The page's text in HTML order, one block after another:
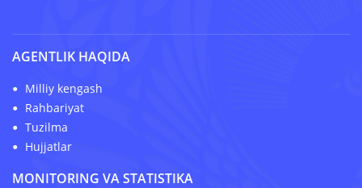
AGENTLIK HAQIDA
Milliy kengash
Rahbariyat
Tuzilma
Hujjatlar
MONITORING VA STATISTIKA